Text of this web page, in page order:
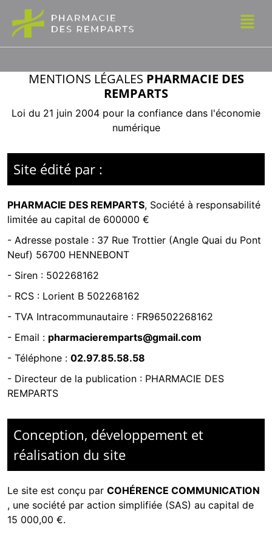
MENTIONS LÉGALES PHARMACIE DES
REMPARTS
Loi du 21 juin 2004 pour la confiance dans l'économie
numérique
Site édité par :
PHARMACIE DES REMPARTS, Société à responsabilité
limitée au capital de 600000 €
- Adresse postale : 37 Rue Trottier (Angle Quai du Pont
Neuf) 56700 HENNEBONT
- Siren : 502268162
- RCS : Lorient B 502268162
- TVA Intracommunautaire : FR96502268162
- Email : pharmacieremparts@gmail.com
- Téléphone : 02.97.85.58.58
- Directeur de la publication : PHARMACIE DES
REMPARTS
Conception, développement et
réalisation du site
Le site est conçu par COHÉRENCE COMMUNICATION
, une société par action simplifiée (SAS) au capital de
15 000,00 €.